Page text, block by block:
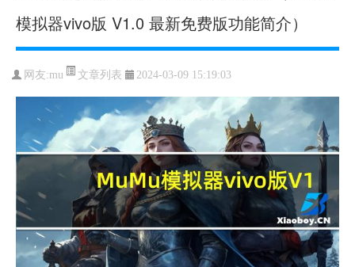
模拟器vivo版 V1.0 最新免费版功能简介）
网友:mu 文章列表 2024-03-09 15:19:03